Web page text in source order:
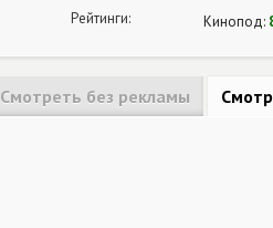
Рейтинги:
Кинопод:
Смотреть без рекламы